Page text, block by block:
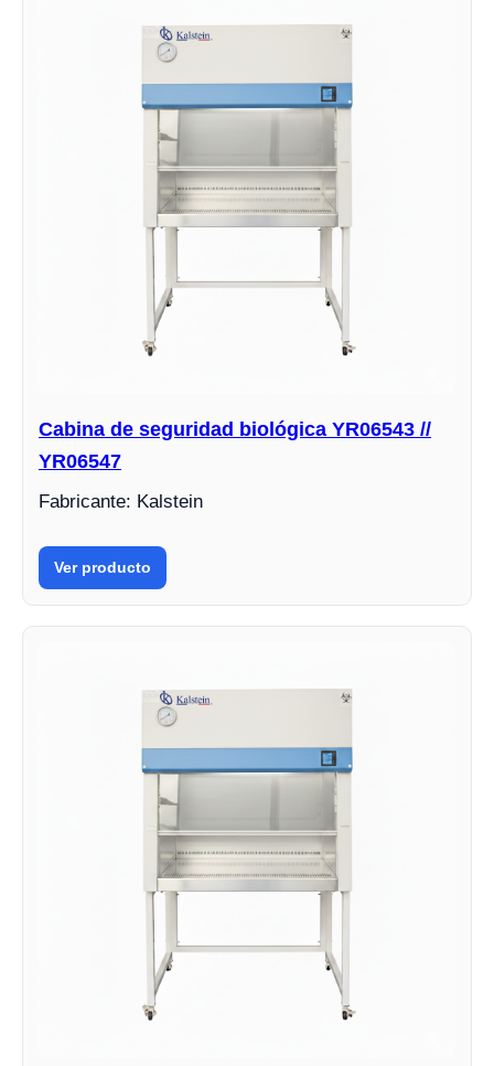
Cabina de seguridad biológica YR06543 //
YR06547
Fabricante: Kalstein
Ver producto